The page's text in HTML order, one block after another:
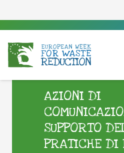
AZIONI DI
SUPPORTO
PRATICHE DI